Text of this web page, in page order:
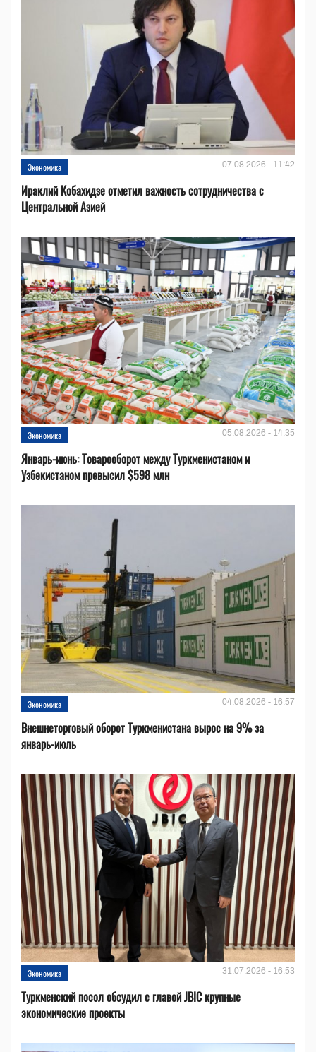
Экономика 07.08.2026 - 11:42
Ираклий Кобахидзе отметил важность сотрудничества с
Центральной Азией
Экономика 05.08.2026 - 14:35
Январь-июнь: Товарооборот между Туркменистаном и
Узбекистаном превысил $598 млн
Экономика 04.08.2026 - 16:57
Внешнеторговый оборот Туркменистана вырос на 9% за
январь-июль
Экономика 31.07.2026 - 16:53
Туркменский посол обсудил с главой JBIC крупные
экономические проекты